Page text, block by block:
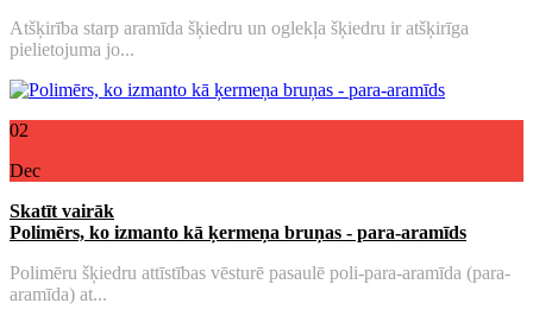
Atšķirība starp aramīda šķiedru un oglekļa šķiedru ir atšķirīga
pielietojuma jo...
02
Dec
Skatīt vairāk
Polimērs, ko izmanto kā ķermeņa bruņas - para-aramīds
Polimēru šķiedru attīstības vēsturē pasaulē poli-para-aramīda (para-
aramīda) at...